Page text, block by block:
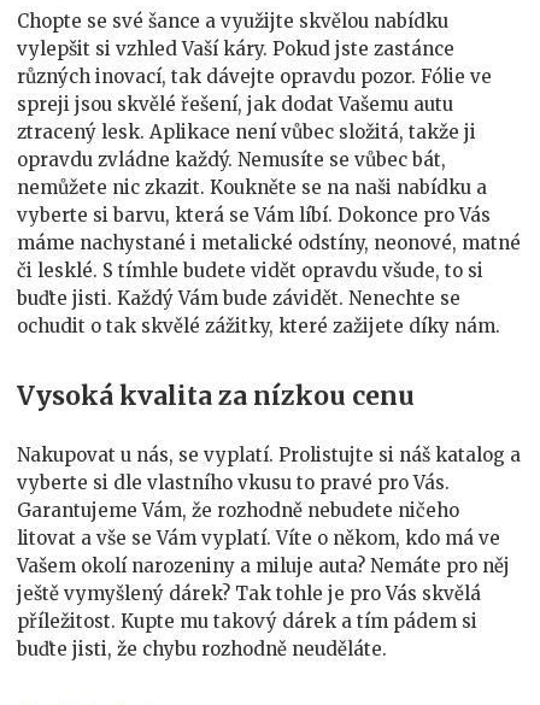
spreji
Chopte se své šance a využijte skvělou nabídku
vylepšit si vzhled Vaší káry. Pokud jste zastánce
různých inovací, tak dávejte opravdu pozor.Fólie ve
spreji jsou skvělé řešení, jak dodat Vašemu autu
ztracený lesk. Aplikace není vůbec složitá, takže ji
opravdu zvládne každý. Nemusíte se vůbec bát,
nemůžete nic zkazit. Koukněte se na naši nabídku a
vyberte si barvu, která se Vám líbí. Dokonce pro Vás
máme nachystané i metalické odstíny, neonové, matné
či lesklé. S tímhle budete vidět opravdu všude, to si
buďte jisti. Každý Vám bude závidět. Nenechte se
ochudit o tak skvělé zážitky, které zažijete díky nám.
Vysoká kvalita za nízkou cenu
Nakupovat u nás, se vyplatí. Prolistujte si náš katalog a
vyberte si dle vlastního vkusu to pravé pro Vás.
Garantujeme Vám, že rozhodně nebudete ničeho
litovat a vše se Vám vyplatí. Víte o někom, kdo má ve
Vašem okolí narozeniny a miluje auta? Nemáte pro něj
ještě vymyšlený dárek? Tak tohle je pro Vás skvělá
příležitost. Kupte mu takový dárek a tím pádem si
buďte jisti, že chybu rozhodně neuděláte.